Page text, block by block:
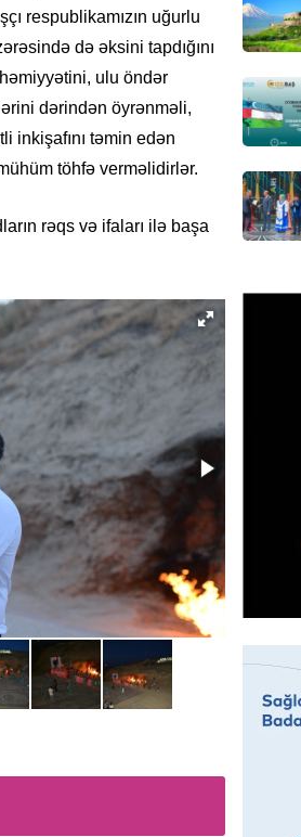
respublikamızın uğurlu
də əksini tapdığını
ulu öndər
dərindən öyrənməli,
inkişafını təmin edən
töhfə verməlidirlər.
rəqs və ifaları ilə başa
ilə
GÜNDƏM
Xəzərə